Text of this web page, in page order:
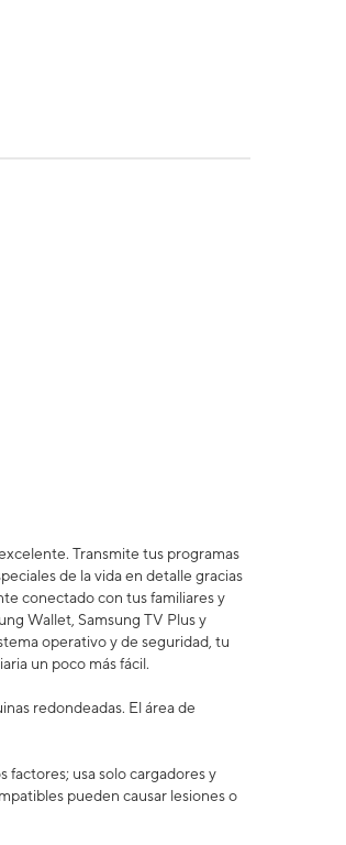
Transmite tus programas
de la vida en detalle gracias
conectado con tus familiares y
Wallet, Samsung TV Plus y
operativo y de seguridad, tu
un poco más fácil.
redondeadas. El área de
factores; usa solo cargadores y
pueden causar lesiones o